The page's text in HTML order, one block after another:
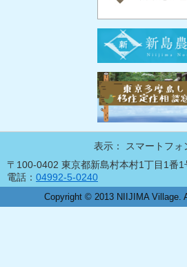
表示： スマートフォ
〒100-0402 東京都新島村本村1丁目1番1
電話： 04992-5-0240
Copyright © 2013 NIIJIMA Village.